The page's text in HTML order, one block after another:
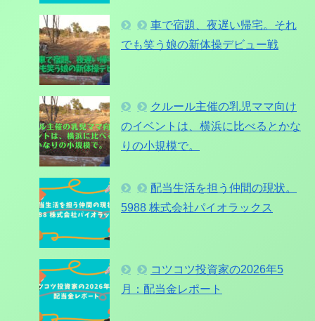
車で宿題、夜遅い帰宅。それ
でも笑う娘の新体操デビュー戦
クルール主催の乳児ママ向け
のイベントは、横浜に比べるとかな
りの小規模で。
配当生活を担う仲間の現状。
5988 株式会社パイオラックス
コツコツ投資家の2026年5
月：配当金レポート